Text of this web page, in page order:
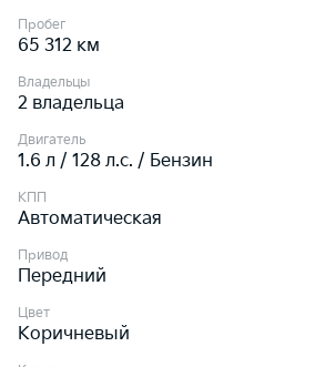
Пробег
65 312 км
Владельцы
2 владельца
Двигатель
1.6 л / 128 л.c. / Бензин
КПП
Автоматическая
Привод
Передний
Цвет
Коричневый